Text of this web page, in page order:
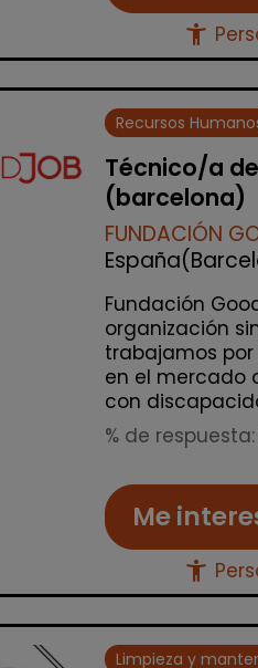
accessibility_new
Recursos
Técnico/a
(barcelona)
FUNDACIÓN
Fundación
organización
trabajamos
en el mercado
con
% de respuesta:
Me
accessibility_new
Limpieza y